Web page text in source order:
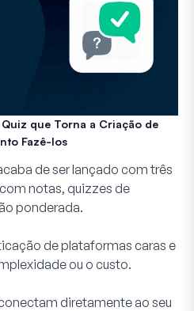
que Torna a Criação de
Fazê-los
de ser lançado com três
notas, quizzes de
ponderada.
de plataformas caras e
ou o custo.
diretamente ao seu